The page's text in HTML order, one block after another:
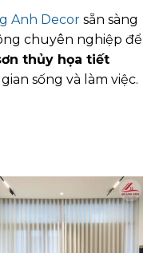
Anh Decor sẵn sàng
chuyên nghiệp để
thủy họa tiết
sống và làm việc.